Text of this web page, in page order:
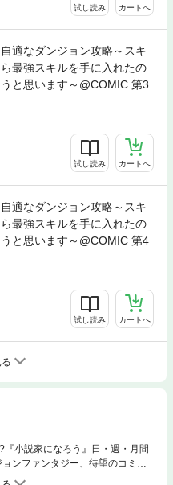
試し読み カートへ
適なダンジョン攻略～スキ
最強スキルを手に入れたの
と思います～@COMIC 第3
試し読み カートへ
適なダンジョン攻略～スキ
最強スキルを手に入れたの
と思います～@COMIC 第4
試し読み カートへ
小説家になろう』日・週・月間
ンファンタジー、待望のコミカ
現した『ダンジョン』。人類は